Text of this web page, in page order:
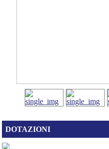
DOTAZIONI